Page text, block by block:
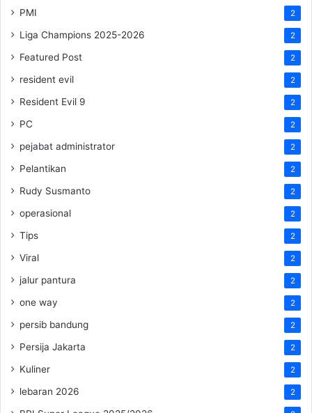
PMI 2
Liga Champions 2025-2026 2
Featured Post 2
resident evil 2
Resident Evil 9 2
PC 2
pejabat administrator 2
Pelantikan 2
Rudy Susmanto 2
operasional 2
Tips 2
Viral 2
jalur pantura 2
one way 2
persib bandung 2
Persija Jakarta 2
Kuliner 2
lebaran 2026 2